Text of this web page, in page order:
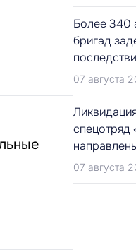
Более 340
бригад
07 августа
спецотряд
07 августа